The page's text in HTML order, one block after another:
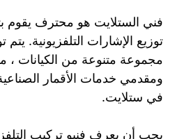
فني الستلايت هو محترف يقوم
توزيع الإشارات التلفزيونية.
مجموعة متنوعة من الكيانات ،
ومقدمي خدمات الأقمار
في ستلايت.
يجب أن يعرف فنيو تركيب